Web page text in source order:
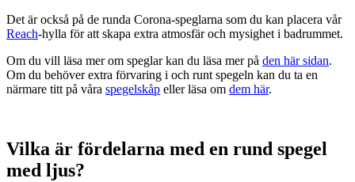
Det är också på de runda Corona-speglarna som du kan placera vår
Reach-hylla för att skapa extra atmosfär och mysighet i badrummet.
Om du vill läsa mer om speglar kan du läsa mer på den här sidan.
Om du behöver extra förvaring i och runt spegeln kan du ta en
närmare titt på våra spegelskåp eller läsa om dem här.
Vilka är fördelarna med en rund spegel
med ljus?